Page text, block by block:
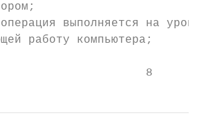
выполняется на уровне
работу компьютера;
8